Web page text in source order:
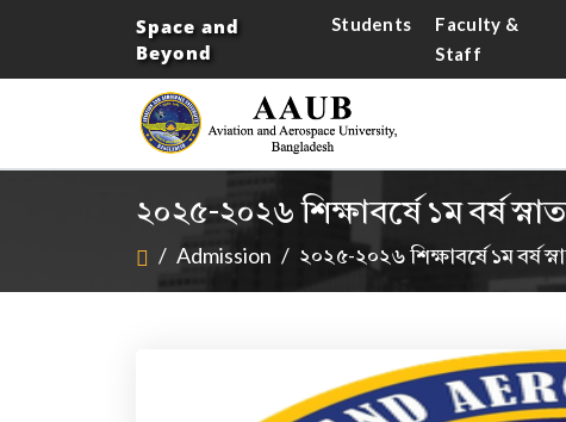
Space and
Beyond
Students
Faculty &
Staff
২০২৫-২০২৬ শিক্ষাবর্ষে ১ম বর্ষ
/ Admission / ২০২৫-২০২৬ শিক্ষাবর্ষে ১ম বর্ষ